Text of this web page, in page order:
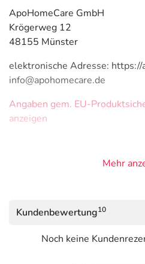
ApoHomeCare GmbH
Krögerweg 12
48155 Münster
elektronische Adresse: https://
info@apohomecare.de
Angaben gem. EU-
anzeigen
Mehr
Kundenbewertung10
Noch keine